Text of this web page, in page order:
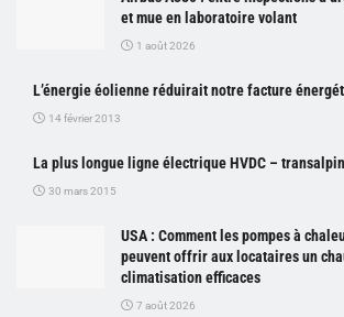
et mue en laboratoire volant
1 août 2026
L’énergie éolienne réduirait notre facture
14 février 2013
La plus longue ligne électrique HVDC –
30 mars 2015
USA : Comment les pompes à
peuvent offrir aux locataires un
climatisation efficaces
7 août 2026